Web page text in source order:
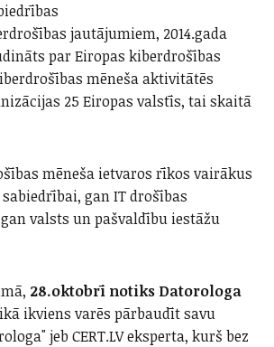
jautājumiem, 2014.gada
par Eiropas kiberdrošības
mēneša aktivitātēs
25 Eiropas valstīs, tai skaitā
mēneša ietvaros rīkos vairākus
gan IT drošības
valsts un pašvaldību iestāžu
28.oktobrī notiks Datorologa
ikviens varēs pārbaudīt savu
jeb CERT.LV eksperta, kurš bez